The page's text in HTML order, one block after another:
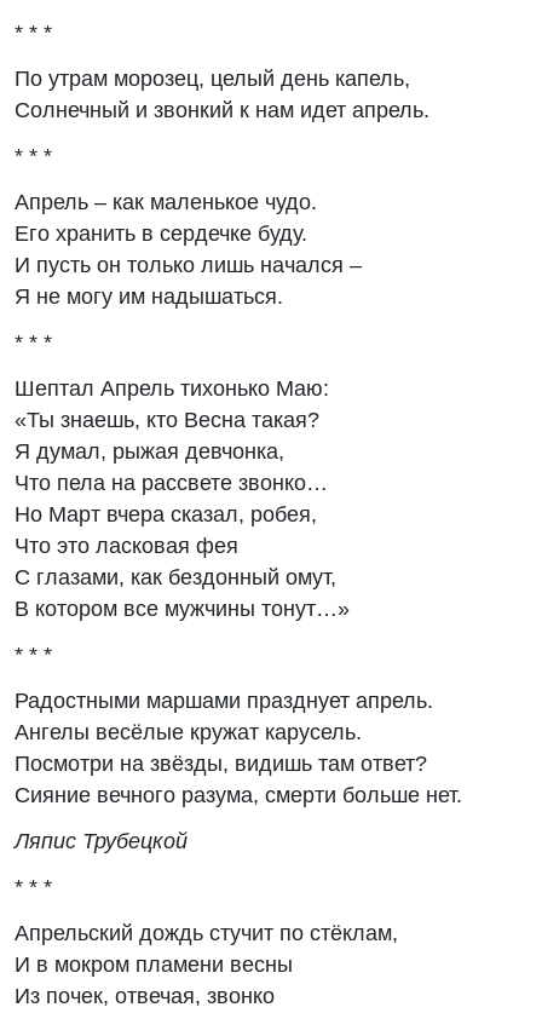
* * *
По утрам морозец, целый день капель,
Солнечный и звонкий к нам идет апрель.
* * *
Апрель – как маленькое чудо.
Его хранить в сердечке буду.
И пусть он только лишь начался –
Я не могу им надышаться.
* * *
Шептал Апрель тихонько Маю:
«Ты знаешь, кто Весна такая?
Я думал, рыжая девчонка,
Что пела на рассвете звонко…
Но Март вчера сказал, робея,
Что это ласковая фея
С глазами, как бездонный омут,
В котором все мужчины тонут…»
* * *
Радостными маршами празднует апрель.
Ангелы весёлые кружат карусель.
Посмотри на звёзды, видишь там ответ?
Сияние вечного разума, смерти больше нет.
Ляпис Трубецкой
* * *
Апрельский дождь стучит по стёклам,
И в мокром пламени весны
Из почек, отвечая, звонко